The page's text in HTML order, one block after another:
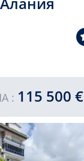
: 115 500 €